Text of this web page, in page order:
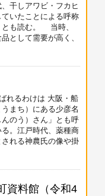
干しアワビ・フカヒ
いたことによる呼称
とも読む。 当時、
として需要が高く、
れるわけは 大阪・船
まち）にある少彦名
のう）さん」とも呼
。江戸時代、薬種商
れる神農氏の像や掛
資料館（令和4